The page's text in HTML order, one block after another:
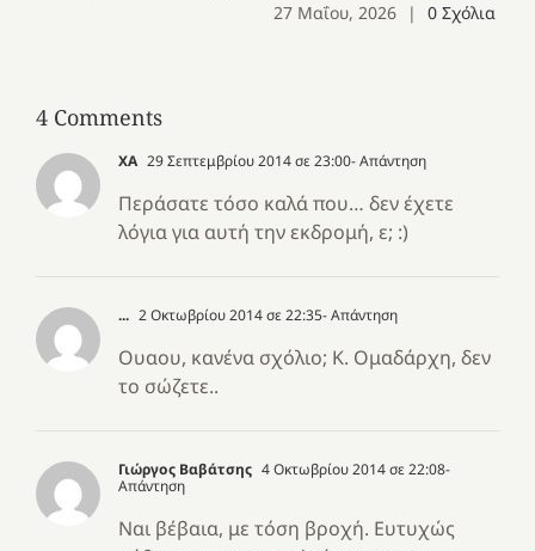
27 Μαΐου, 2026 | 0 Σχόλια
4 Comments
ΧΑ 29 Σεπτεμβρίου 2014 σε 23:00- Απάντηση
Περάσατε τόσο καλά που… δεν έχετε
λόγια για αυτή την εκδρομή, ε; :)
... 2 Οκτωβρίου 2014 σε 22:35- Απάντηση
Ουαου, κανένα σχόλιο; Κ. Ομαδάρχη, δεν
το σώζετε..
Γιώργος Βαβάτσης 4 Οκτωβρίου 2014 σε 22:08-
Απάντηση
Ναι βέβαια, με τόση βροχή. Ευτυχώς